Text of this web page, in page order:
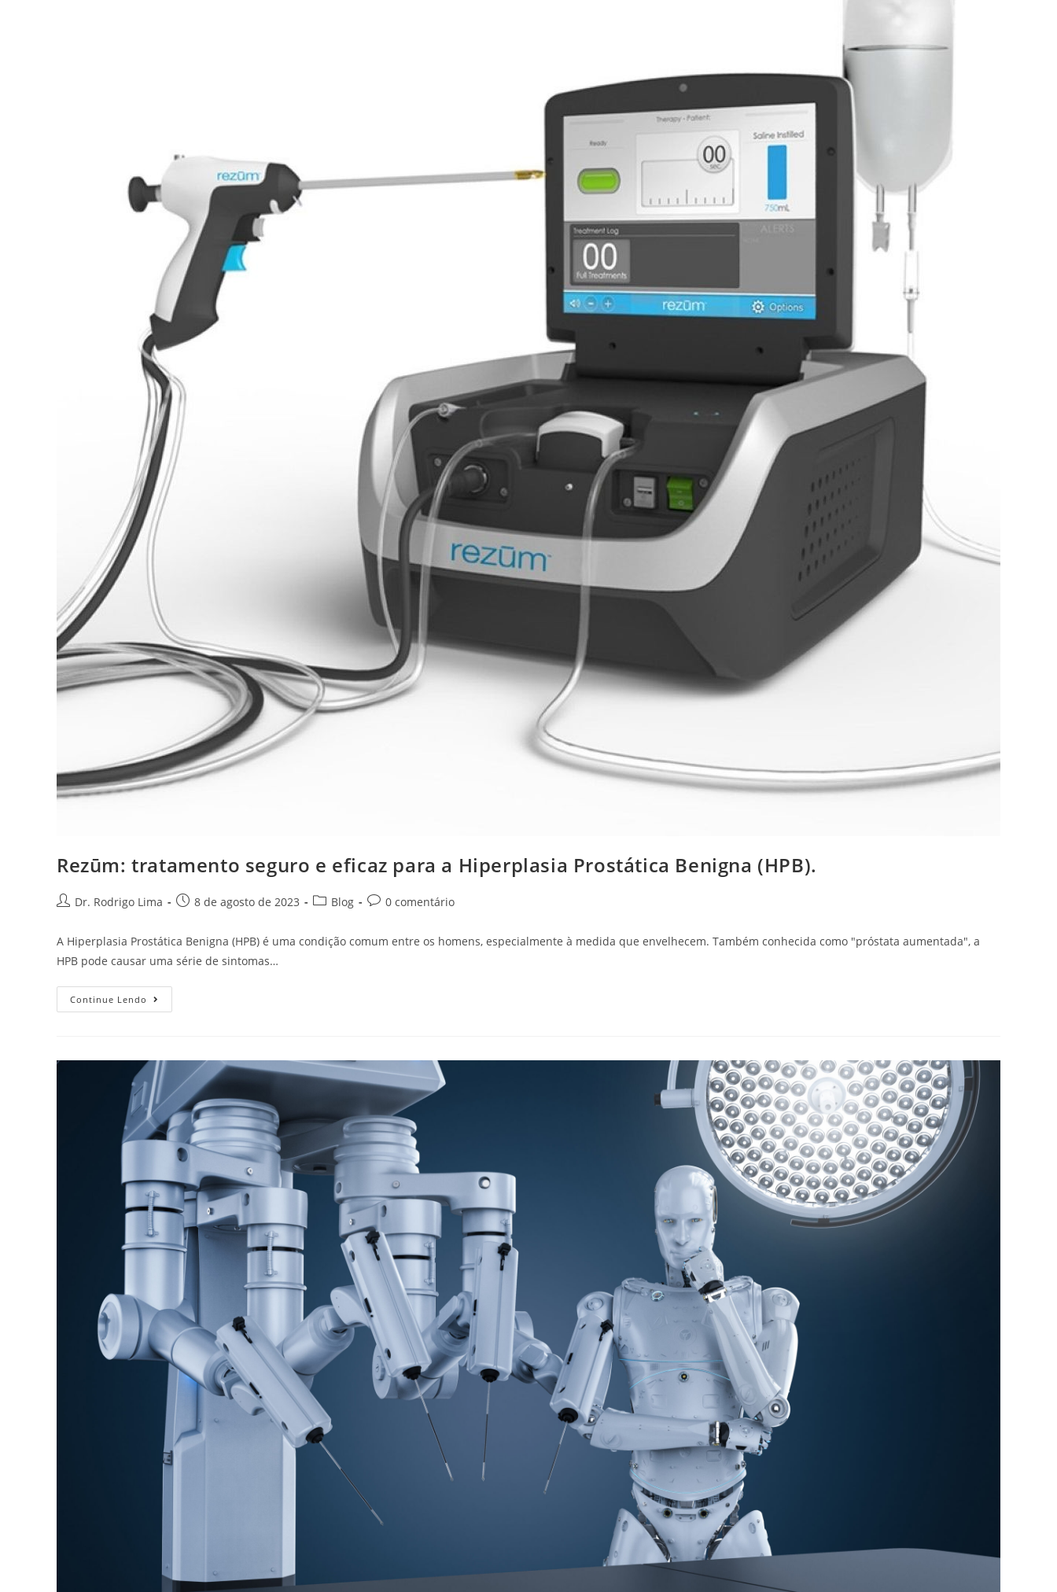
Rezūm: tratamento seguro e eficaz para a Hiperplasia Prostática Benigna (HPB).
Dr. Rodrigo Lima 8 de agosto de 2023 Blog 0 comentário
A Hiperplasia Prostática Benigna (HPB) é uma condição comum entre os homens, especialmente à medida que envelhecem. Também conhecida como "próstata aumentada", a
HPB pode causar uma série de sintomas…
Continue Lendo